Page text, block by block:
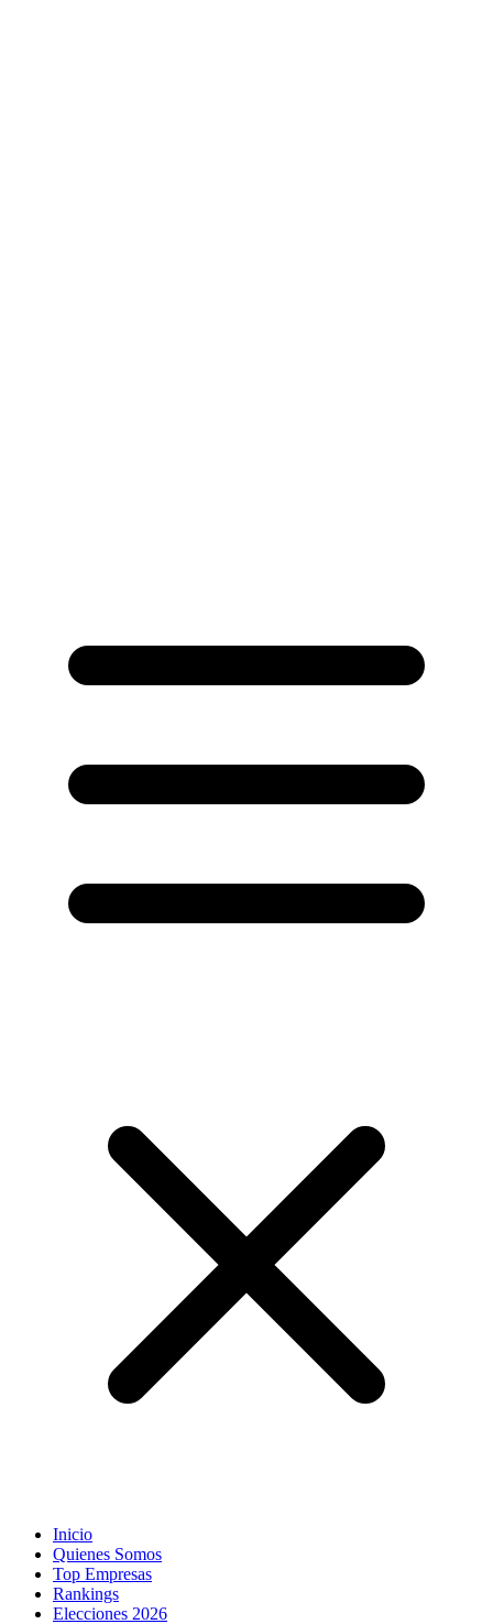
Inicio
Quienes Somos
Top Empresas
Rankings
Elecciones 2026